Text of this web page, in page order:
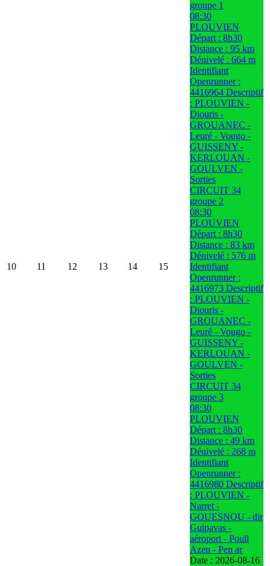
10 11 12 13 14 15
groupe 1
08:30
PLOUVIEN
Départ : 8h30
Distance : 95 km
Dénivelé : 664 m
Identifiant
Openrunner :
4416964 Descriptif
: PLOUVIEN -
Diouris -
GROUANEC -
Leuré - Vougo -
GUISSENY -
KERLOUAN -
GOULVEN -
Sorties
CIRCUIT 34
groupe 2
08:30
PLOUVIEN
Départ : 8h30
Distance : 83 km
Dénivelé : 576 m
Identifiant
Openrunner :
4416973 Descriptif
: PLOUVIEN -
Diouris -
GROUANEC -
Leuré - Vougo -
GUISSENY -
KERLOUAN -
GOULVEN -
Sorties
CIRCUIT 34
groupe 3
08:30
PLOUVIEN
Départ : 8h30
Distance : 49 km
Dénivelé : 268 m
Identifiant
Openrunner :
4416980 Descriptif
: PLOUVIEN -
Narret -
GOUESNOU - dir
Guipavas -
aéroport - Poull
Azen - Pen ar
Date : 2026-08-16